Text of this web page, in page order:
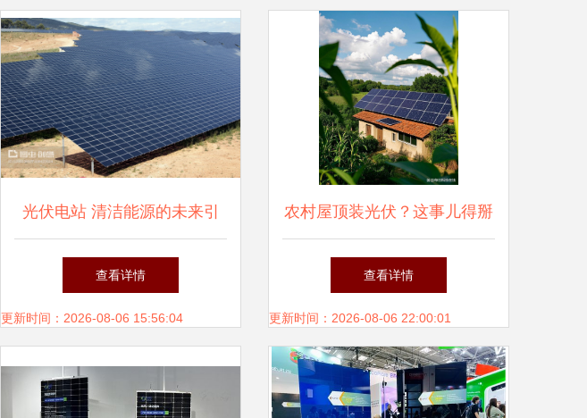
光伏电站 清洁能源的未来引
擎与当前挑战
查看详情
更新时间：2026-08-06 15:56:04
农村屋顶装光伏？这事儿得掰
开揉碎了说！
查看详情
更新时间：2026-08-06 22:00:01